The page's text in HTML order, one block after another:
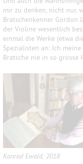
mir zu denken, nicht nur,
Bratschenkenner Gordon
der Violine wesentlich
einmal die Werke (etwa
Spezialisten an: Ich
Bratsche nie in so grosse
Konrad Ewald, 2018